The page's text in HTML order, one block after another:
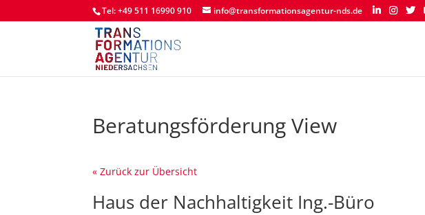
Tel: +49 511 16990 910 info@transformationsagentur-nds.de
Beratungsförderung View
« Zurück zur Übersicht
Haus der Nachhaltigkeit Ing.-Büro